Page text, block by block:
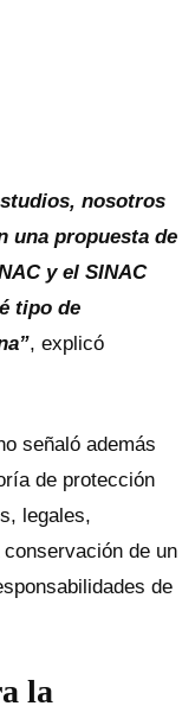
nosotros
una propuesta de
y el SINAC
tipo de
, explicó
señaló además
de protección
legales,
de un
de
la